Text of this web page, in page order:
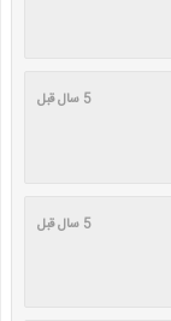
5 سال قبل
5 سال قبل